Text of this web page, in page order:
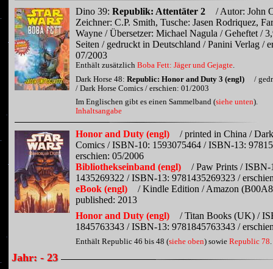
Dino 39:Republik: Attentäter 2
/ Autor: John
Zeichner: C.P. Smith, Tusche: Jasen Rodriquez,
Wayne / Übersetzer: Michael Nagula / Geheftet /
Seiten / gedruckt in Deutschland / Panini Verlag /
07/2003
Enthält zusätzlichBoba Fett: Jäger und Gejagte.
Dark Horse 48:Republic: Honor and Duty 3 (engl)
/
/ Dark Horse Comics / erschien: 01/2003
Im Englischen gibt es einen Sammelband (siehe unten).
Inhaltsangabe
Honor and Duty (engl)
/ printed in China /
Comics / ISBN-10: 1593075464 / ISBN-13:
erschien: 05/2006
Bibliothekseinband (engl)
/ Paw Prints / ISBN-
1435269322 / ISBN-13: 9781435269323 /
eBook (engl)
/ Kindle Edition / Amazon
published: 2013
Honor and Duty (engl)
/ Titan Books (UK) /
1845763343 / ISBN-13: 9781845763343 /
Enthält Republic 46 bis 48 (siehe oben) sowieRepublic 78
Jahr: - 23